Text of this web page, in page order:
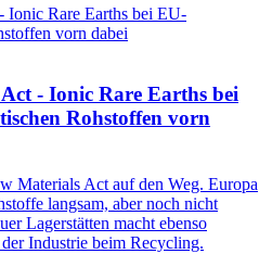
- Ionic Rare Earths bei
Rohstoffen vorn
Materials Act auf den Weg. Europa
langsam, aber noch nicht
Lagerstätten macht ebenso
Industrie beim Recycling.